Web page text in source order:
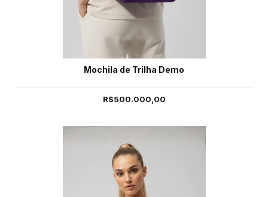
Mochila de Trilha Demo
R$500.000,00